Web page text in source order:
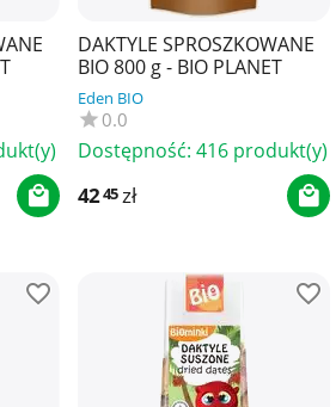
DAKTYLE SPROSZKOWANE
BIO 800 g - BIO PLANET
Eden BIO
0.0
Dostępność: 416 produkt(y)
4245zł